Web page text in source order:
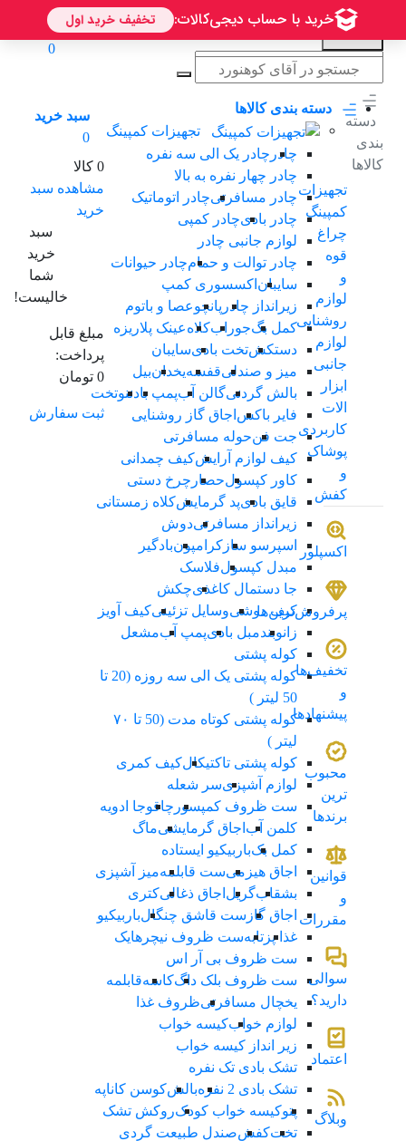
دسته
بندی
کالاها
تجهیزات
کمپینگ
چراغ
قوه
و
لوازم
روشنایی
لوازم
جانبی
ابزار
الات
کاربردی
پوشاک
و
کفش
اکسپلور
پرفروش‌ترین‌ها
تخفیف‌ها
و
پیشنهادها
محبوب
ترین
برندها
قوانین
و
مقررات
سوالی
دارید؟
اعتماد
وبلاگ
0
دسته بندی کالاها
تجهیزات کمپینگ
چادر چادر یک الی سه نفرە
چادر چهار نفره به بالا
چادر مسافرتیچادر اتوماتیک
چادر بادیچادر کمپی
لوازم جانبی چادر
چادر توالت و حمامچادر حیوانات
سایبان اکسسوری کمپ
زیرانداز چادر پانچوعصا و باتوم
کمل بگجورابکلاهعینک پلاریزه
دستکشتخت بادیسایبان
میز و صندلیقفسهیخدانبیل
بالش گردنیگالن آبپمپ بادننوتخت
فایر باکس اجاق گاز روشنایی
جت فنحوله مسافرتی
کیف لوازم آرایشکیف چمدانی
کاور کپسولحصار چرخ دستی
قایق بادیپد گرمایشکلاه زمستانی
زیرانداز مسافرتیدوش
اسپرسو ساز کرامپونبادگیر
مبدل کپسولفلاسک
جا دستمال کاغذیچکش
کیف دوشیوسایل تزئینیکیف آویز
زانوبندمبل بادیپمپ آبمشعل
کوله پشتی
کوله پشتی یک الی سه روزه (20 تا
50 لیتر )
کوله پشتی کوتاه مدت (50 تا ۷۰
لیتر )
کوله پشتی تاکتیکالکیف کمری
لوازم آشپزیسر شعله
ست ظروف کمپسور چاقوجا ادویه
کلمن آب اجاق گرمایشیماگ
کمل بکباربیکیو ایستاده
اجاق هیزمیست قابلمهمیز آشپزی
بشقابگریل اجاق ذغالیکتری
اجاق گاز ست قاشق چنگالباربیکیو
غذا پز تابهست ظروف نیچرهایک
ست ظروف بی آر اس
ست ظروف بلک داگکاسهقابلمه
یخچال مسافرتیظروف غذا
لوازم خوابکیسه خواب
زیر انداز کیسه خواب
تشک بادی تک نفره
تشک بادی 2 نفره
بالشکوسن کاناپه
پتوکیسه خواب کودکروکش تشک
تختکفشصندل طبیعت گردی
سبد خرید
0
0 کالا
مشاهده سبد
خرید
سبد
خرید
شما
خالیست!
مبلغ قابل
پرداخت:
0 تومان
ثبت سفارش